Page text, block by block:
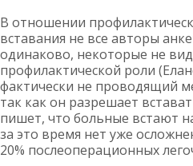
В отношении
вставания не все авторы
одинаково, некоторые не
профилактической роли
фактически не проводящий
так как он разрешает
пишет, что больные встают
за это время нет уже
20% послеоперационных